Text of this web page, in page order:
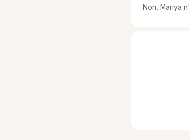
Non, Mariya